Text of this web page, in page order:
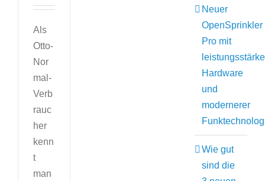
Als
Otto-
Nor
mal-
Verb
rauc
her
kenn
t
man
Neuer
OpenSprinkler
Pro mit
Hardware
und
modernerer
Wie gut
sind die